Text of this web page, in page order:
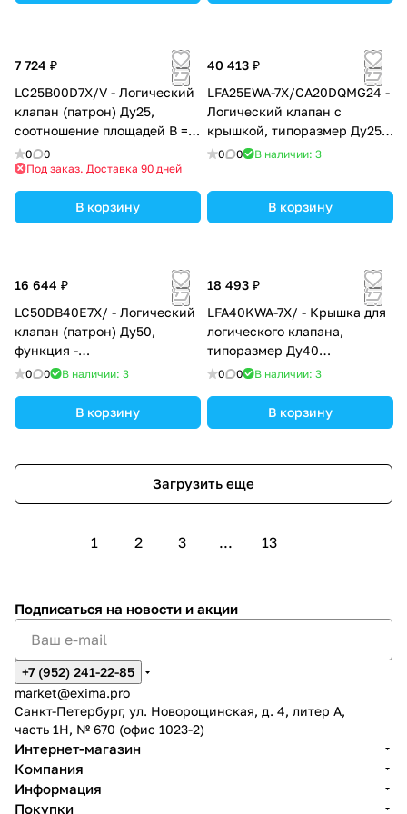
NBR
NBR
7 724 ₽
LC25B00D7X/V - Логический
клапан (патрон) Ду25,
соотношение площадей B =
14.3:1 (кольцо = 7%),
давление открытия 0 бар, D
= c демпфером, уплотнение
0
0
Под заказ. Доставка 90 дней
В корзину
40 413 ₽
LFA25EWA-7X/CA20DQMG24 -
Логический клапан с
крышкой, типоразмер Ду25
функционал - EWA = крышка
закрытого положения под
установку золотникового
или седельного
0 0 В наличии: 3
В корзину
16 644 ₽
LC50DB40E7X/ - Логический
клапан (патрон) Ду50,
функция -
предохранительный клапан
открытия 4 бар, E =
седельный без демпфера,
0 0 В наличии: 3
В корзину
18 493 ₽
LFA40KWA-7X/ - Крышка для
логического клапана,
типоразмер Ду40
функционал - KWA = крышка
''ИЛИ'' под установку
распределителя Ду6, три
из канала B, внешний канал
X - нет, уплотнение NBR
0 0 В наличии: 3
В корзину
Загрузить еще
1 2 3 ... 13
Подписаться на новости и акции
+7 (952) 241-22-85
market@exima.pro
Санкт-Петербург, ул. Новорощинская, д. 4, литер А,
часть 1Н, № 670 (офис 1023-2)
Интернет-магазин
Компания
Информация
Покупки